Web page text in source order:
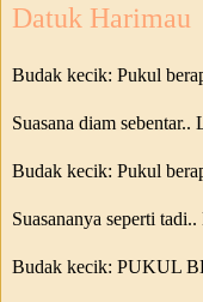
Datuk Harimau
Budak kecik: Pukul
Suasana diam sebentar..
Budak kecik: Pukul
Suasananya seperti
Budak kecik: PUKUL